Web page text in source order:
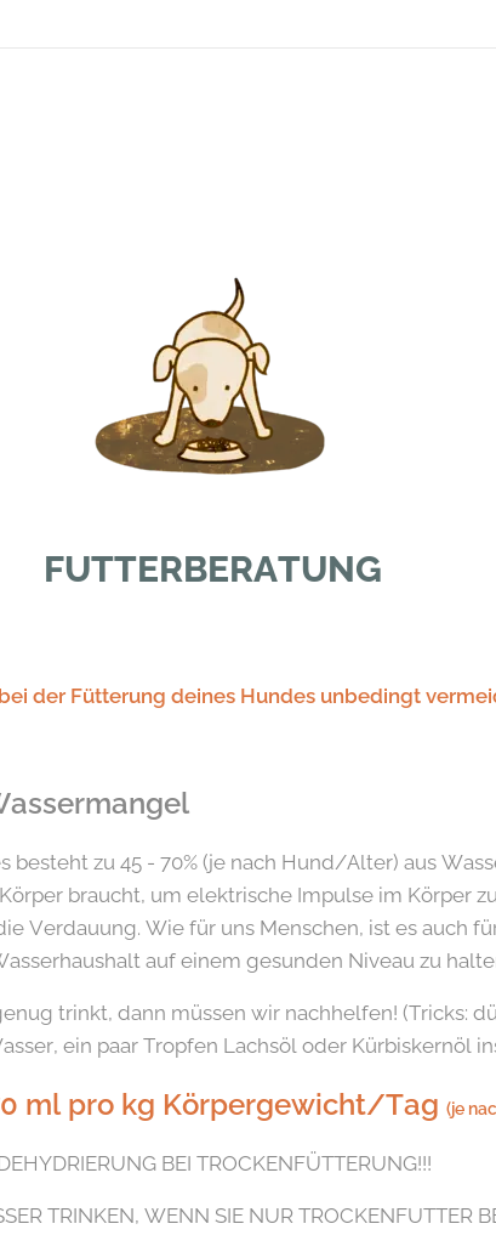
FUTTERBERATUNG
der Fütterung deines Hundes unbedingt
besteht zu 45 - 70% (je nach Hund/Alter) aus
braucht, um elektrische Impulse im Körper
Verdauung. Wie für uns Menschen, ist es auch
auf einem gesunden Niveau zu
trinkt, dann müssen wir nachhelfen! (Tricks:
ein paar Tropfen Lachsöl oder Kürbiskernöl
ml pro kg Körpergewicht/Tag (je
BEI TROCKENFÜTTERUNG!!!
TRINKEN, WENN SIE NUR TROCKENFUTTER